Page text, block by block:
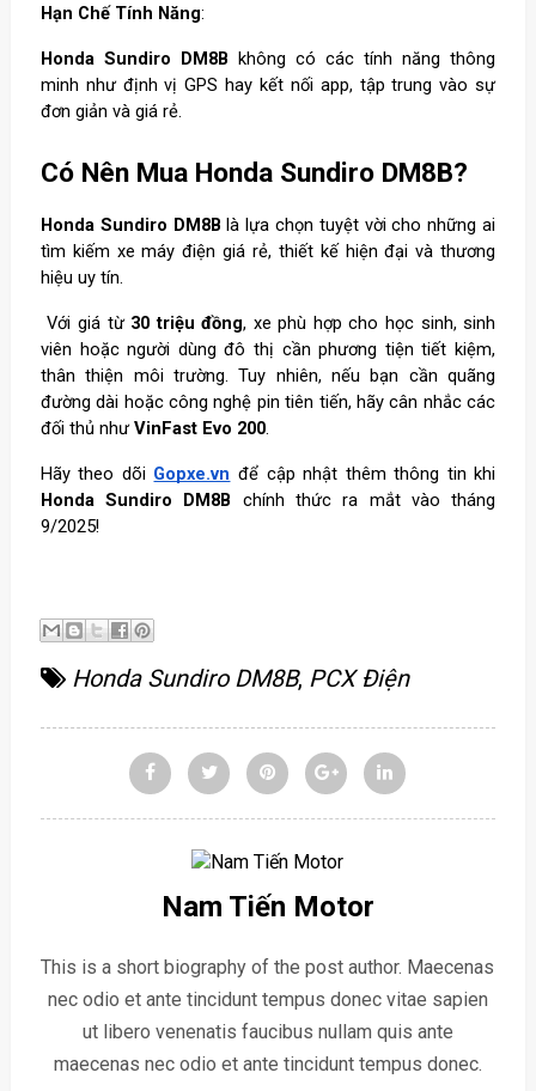
Hạn Chế Tính Năng:
Honda Sundiro DM8B không có các tính năng thông
minh như định vị GPS hay kết nối app, tập trung vào sự
đơn giản và giá rẻ.
Có Nên Mua Honda Sundiro DM8B?
Honda Sundiro DM8B là lựa chọn tuyệt vời cho những ai
tìm kiếm xe máy điện giá rẻ, thiết kế hiện đại và thương
hiệu uy tín.
Với giá từ 30 triệu đồng, xe phù hợp cho học sinh, sinh
viên hoặc người dùng đô thị cần phương tiện tiết kiệm,
thân thiện môi trường. Tuy nhiên, nếu bạn cần quãng
đường dài hoặc công nghệ pin tiên tiến, hãy cân nhắc các
đối thủ nhưVinFast Evo 200.
Hãy theo dõi Gopxe.vn để cập nhật thêm thông tin khi
Honda Sundiro DM8B chính thức ra mắt vào tháng
9/2025!
Honda Sundiro DM8B, PCX Điện
Nam Tiến Motor
This is a short biography of the post author. Maecenas
nec odio et ante tincidunt tempus donec vitae sapien
ut libero venenatis faucibus nullam quis ante
maecenas nec odio et ante tincidunt tempus donec.